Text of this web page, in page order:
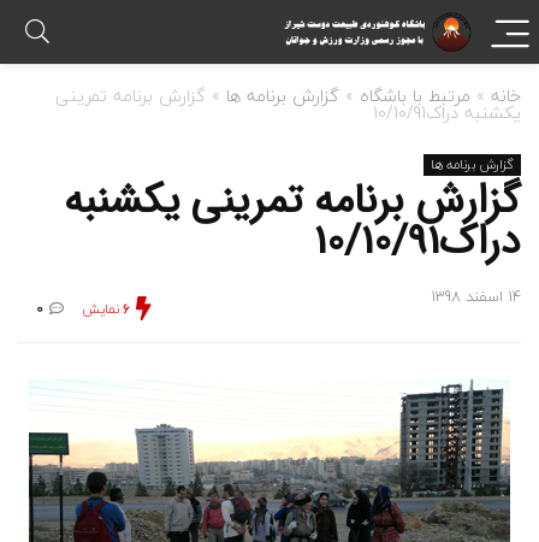
خانه » مرتبط با باشگاه » گزارش برنامه ها » گزارش برنامه تمرینی
یکشنبه دراک10/10/91
گزارش برنامه ها
گزارش برنامه تمرینی یکشنبه
دراک10/10/91
14 اسفند 1398 6نمایش 0